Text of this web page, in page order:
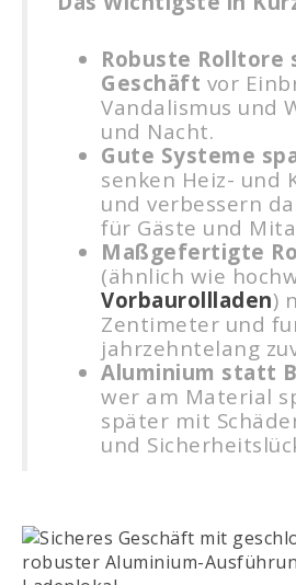
Robuste Rolltore
Geschäft vor
Vandalismus und
und Nacht.
Gute Systeme
senken Heiz- und
und verbessern
für Gäste und
Maßgefertigte
(ähnlich wie
Vorbaurollladen)
Zentimeter und
jahrzehntelang
Aluminium statt
wer am Material
später mit
und